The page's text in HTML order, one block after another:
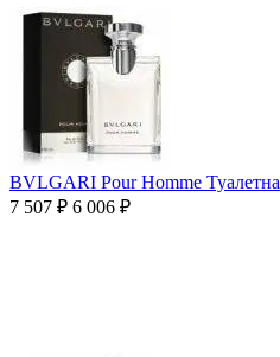
BVLGARI Pour Homme
7 507 ₽ 6 006 ₽